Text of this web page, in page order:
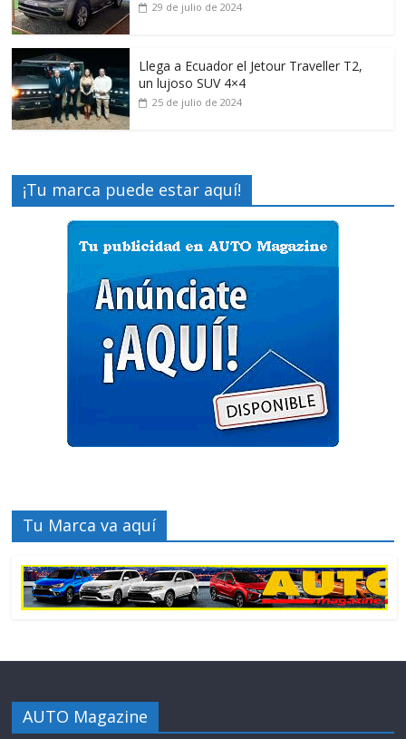
29 de julio de 2024
Llega a Ecuador el Jetour Traveller T2,
un lujoso SUV 4×4
25 de julio de 2024
¡Tu marca puede estar aquí!
Tu Marca va aquí
AUTO Magazine